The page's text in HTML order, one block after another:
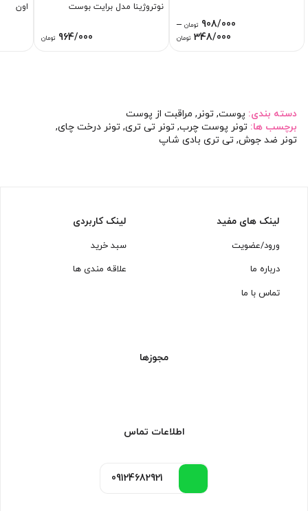
908/000 تومان –
348/000 تومانPrice
نوتروژینا مدل برایت بوست
964/000 تومان
اون
دسته بندی: پوست, تونر, مراقبت از پوست
برچسب ها: تونر پوست چرب, تونر تی تری, تونر درخت چای,
تونر ضد جوش, تی تری بادی شاپ
لینک های مفید
ورود/عضویت
درباره ما
تماس با ما
لینک کاربردی
سبد خرید
علاقه مندی ها
مجوزها
اطلاعات تماس
09124682921